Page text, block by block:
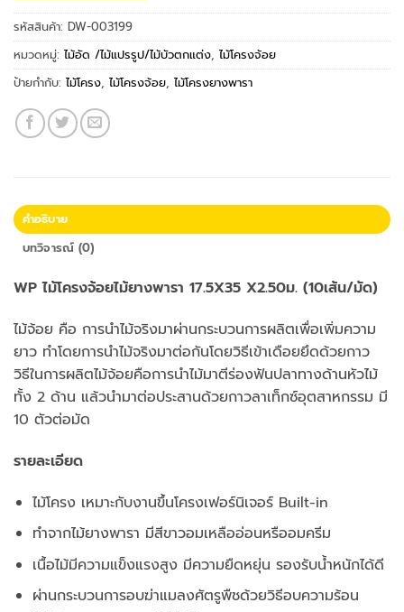
รหัสสินค้า: DW-003199
หมวดหมู่: ไม้อัด /ไม้แปรรูป/ไม้บัวตกแต่ง, ไม้โครงจ้อย
ป้ายกำกับ: ไม้โครง, ไม้โครงจ้อย, ไม้โครงยางพารา
คำอธิบาย
บทวิจารณ์ (0)
WP ไม้โครงจ้อยไม้ยางพารา 17.5X35 X2.50ม. (10เส้น/มัด)
ไม้จ้อย คือ การนำไม้จริงมาผ่านกระบวนการผลิตเพื่อเพิ่มความ
ยาว ทำโดยการนำไม้จริงมาต่อกันโดยวิธีเข้าเดือยยึดด้วยกาว
วิธีในการผลิตไม้จ้อยคือการนำไม้มาตีร่องฟันปลาทางด้านหัวไม้
ทั้ง 2 ด้าน แล้วนำมาต่อประสานด้วยกาวลาเท็กซ์อุตสาหกรรม มี
10 ตัวต่อมัด
รายละเอียด
ไม้โครง เหมาะกับงานขึ้นโครงเฟอร์นิเจอร์ Built-in
ทำจากไม้ยางพารา มีสีขาวอมเหลืออ่อนหรืออมครีม
เนื้อไม้มีความแข็งแรงสูง มีความยืดหยุ่น รองรับน้ำหนักได้ดี
ผ่านกระบวนการอบฆ่าแมลงศัตรูพืชด้วยวิธีอบความร้อน